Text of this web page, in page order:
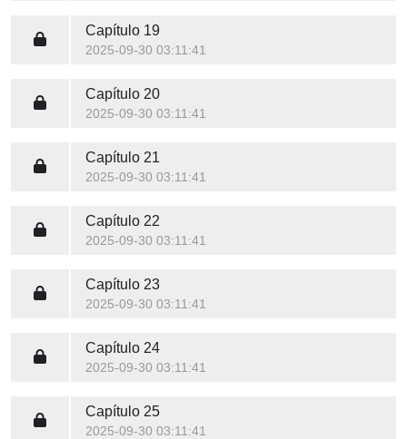
Capítulo 19
2025-09-30 03:11:41
Capítulo 20
2025-09-30 03:11:41
Capítulo 21
2025-09-30 03:11:41
Capítulo 22
2025-09-30 03:11:41
Capítulo 23
2025-09-30 03:11:41
Capítulo 24
2025-09-30 03:11:41
Capítulo 25
2025-09-30 03:11:41